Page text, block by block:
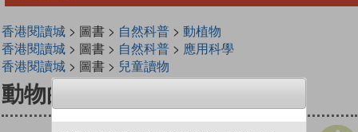
香港閱讀城> 圖書 > 自然科普> 動植物
香港閱讀城> 圖書 > 自然科普> 應用科學
香港閱讀城> 圖書 > 兒童讀物
動物的祕密──耶，我愛我家